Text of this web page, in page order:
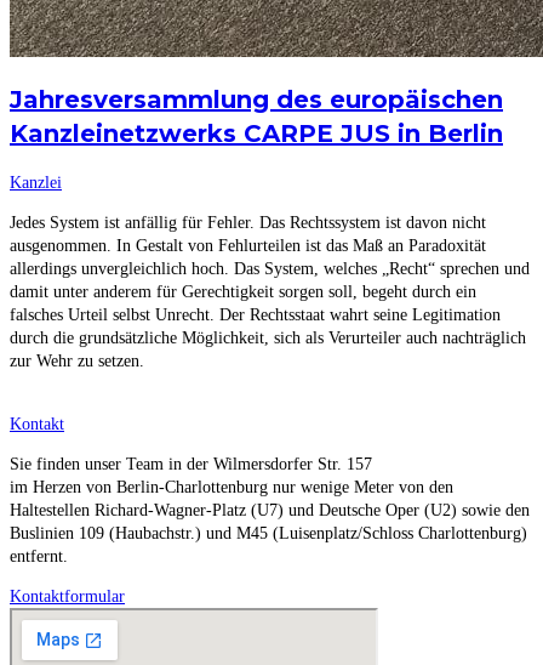
Jahresversammlung des europäischen
Kanzleinetzwerks CARPE JUS in Berlin
Kanzlei
Jedes System ist anfällig für Fehler. Das Rechtssystem ist davon nicht
ausgenommen. In Gestalt von Fehlurteilen ist das Maß an Paradoxität
allerdings unvergleichlich hoch. Das System, welches „Recht“ sprechen und
damit unter anderem für Gerechtigkeit sorgen soll, begeht durch ein
falsches Urteil selbst Unrecht. Der Rechtsstaat wahrt seine Legitimation
durch die grundsätzliche Möglichkeit, sich als Verurteiler auch nachträglich
zur Wehr zu setzen.
Kontakt
Sie finden unser Team in der Wilmersdorfer Str. 157
im Herzen von Berlin-Charlottenburg nur wenige Meter von den
Haltestellen Richard-Wagner-Platz (U7) und Deutsche Oper (U2) sowie den
Buslinien 109 (Haubachstr.) und M45 (Luisenplatz/Schloss Charlottenburg)
entfernt.
Kontaktformular